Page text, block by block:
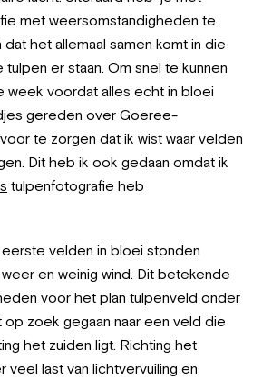
met weersomstandigheden te
dat het allemaal samen komt in die
er staan. Om snel te kunnen
week voordat alles echt in bloei
gereden over Goeree-
te zorgen dat ik wist waar velden
Dit heb ik ook gedaan omdat ik
tulpenfotografie heb
velden in bloei stonden
en weinig wind. Dit betekende
voor het plan tulpenveld onder
zoek gegaan naar een veld die
het zuiden ligt. Richting het
veel last van lichtvervuiling en